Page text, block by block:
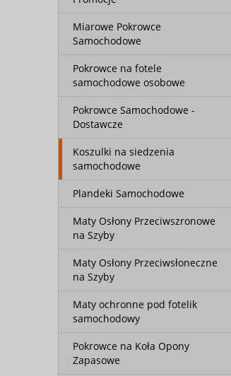
Miarowe Pokrowce
Samochodowe
Pokrowce na fotele
samochodowe osobowe
Pokrowce Samochodowe -
Dostawcze
Koszulki na siedzenia
samochodowe
Plandeki Samochodowe
Maty Osłony Przeciwszronowe
na Szyby
Maty Osłony Przeciwsłoneczne
na Szyby
Maty ochronne pod fotelik
samochodowy
Pokrowce na Koła Opony
Zapasowe